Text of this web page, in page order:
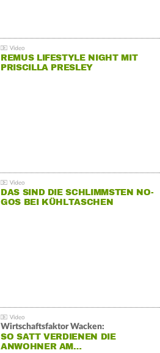
REMUS LIFESTYLE NIGHT MIT
PRISCILLA PRESLEY
DAS SIND DIE SCHLIMMSTEN NO-
GOS BEI KÜHLTASCHEN
Wirtschaftsfaktor Wacken:
SO SATT VERDIENEN DIE
ANWOHNER AM…